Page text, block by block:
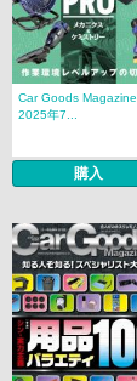
Car Goods Magazine
2025年7...
購入